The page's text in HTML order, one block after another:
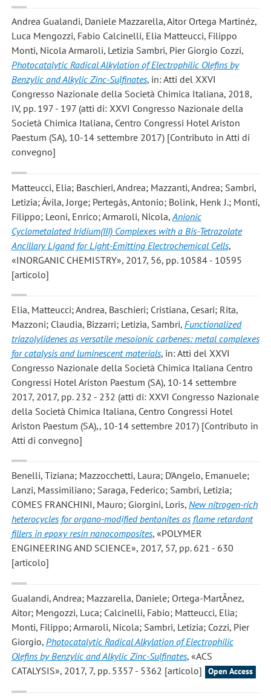
Andrea Gualandi, Daniele Mazzarella, Aitor Ortega Martinéz,
Luca Mengozzi, Fabio Calcinelli, Elia Matteucci, Filippo
Monti, Nicola Armaroli, Letizia Sambri, Pier Giorgio Cozzi,
Photocatalytic Radical Alkylation of Electrophilic Olefins by
Benzylic and Alkylic Zinc-Sulfinates, in: Atti del XXVI
Congresso Nazionale della Società Chimica Italiana, 2018,
IV, pp. 197 - 197 (atti di: XXVI Congresso Nazionale della
Società Chimica Italiana, Centro Congressi Hotel Ariston
Paestum (SA), 10-14 settembre 2017) [Contributo in Atti di
convegno]
Matteucci, Elia; Baschieri, Andrea; Mazzanti, Andrea; Sambri,
Letizia; Ávila, Jorge; Pertegás, Antonio; Bolink, Henk J.; Monti,
Filippo; Leoni, Enrico; Armaroli, Nicola, Anionic
Cyclometalated Iridium(III) Complexes with a Bis-Tetrazolate
Ancillary Ligand for Light-Emitting Electrochemical Cells,
«INORGANIC CHEMISTRY», 2017, 56, pp. 10584 - 10595
[articolo]
Elia, Matteucci; Andrea, Baschieri; Cristiana, Cesari; Rita,
Mazzoni; Claudia, Bizzarri; Letizia, Sambri, Functionalized
triazolylidenes as versatile mesoionic carbenes: metal complexes
for catalysis and luminescent materials, in: Atti del XXVI
Congresso Nazionale della Società Chimica Italiana Centro
Congressi Hotel Ariston Paestum (SA), 10-14 settembre
2017, 2017, pp. 232 - 232 (atti di: XXVI Congresso Nazionale
della Società Chimica Italiana, Centro Congressi Hotel
Ariston Paestum (SA),, 10-14 settembre 2017) [Contributo in
Atti di convegno]
Benelli, Tiziana; Mazzocchetti, Laura; D'Angelo, Emanuele;
Lanzi, Massimiliano; Saraga, Federico; Sambri, Letizia;
COMES FRANCHINI, Mauro; Giorgini, Loris, New nitrogen-rich
heterocycles for organo-modified bentonites as flame retardant
fillers in epoxy resin nanocomposites, «POLYMER
ENGINEERING AND SCIENCE», 2017, 57, pp. 621 - 630
[articolo]
Gualandi, Andrea; Mazzarella, Daniele; Ortega-MartÃ­nez,
Aitor; Mengozzi, Luca; Calcinelli, Fabio; Matteucci, Elia;
Monti, Filippo; Armaroli, Nicola; Sambri, Letizia; Cozzi, Pier
Giorgio, Photocatalytic Radical Alkylation of Electrophilic
Olefins by Benzylic and Alkylic Zinc-Sulfinates, «ACS
CATALYSIS», 2017, 7, pp. 5357 - 5362 [articolo]
Open Access